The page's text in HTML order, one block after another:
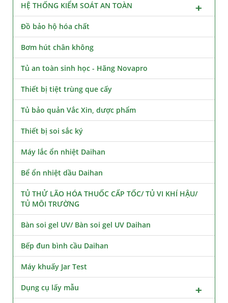
HỆ THỐNG KIỂM SOÁT AN TOÀN
Đồ bảo hộ hóa chất
Bơm hút chân không
Tủ an toàn sinh học - Hãng Novapro
Thiết bị tiệt trùng que cấy
Tủ bảo quản Vắc Xin, dược phẩm
Thiết bị soi sắc ký
Máy lắc ổn nhiệt Daihan
Bể ổn nhiệt dầu Daihan
TỦ THỬ LÃO HÓA THUỐC CẤP TỐC/ TỦ VI KHÍ HẬU/
TỦ MÔI TRƯỜNG
Bàn soi gel UV/ Bàn soi gel UV Daihan
Bếp đun bình cầu Daihan
Máy khuấy Jar Test
Dụng cụ lấy mẫu